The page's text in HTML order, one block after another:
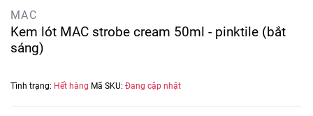
MAC
Kem lót MAC strobe cream 50ml - pinktile (bắt
sáng)
Tình trạng: Hết hàng Mã SKU: Đang cập nhật